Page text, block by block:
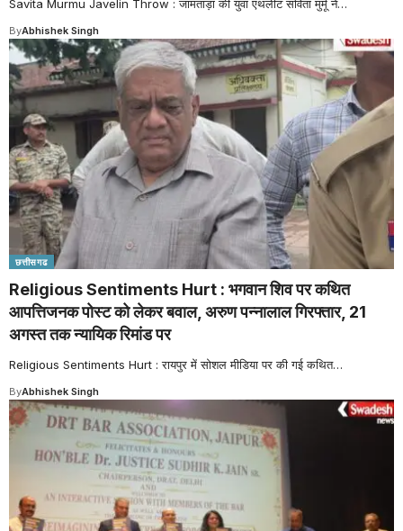
Savita Murmu Javelin Throw : जामताड़ा की युवा एथलीट सविता मुर्मू ने…
ByAbhishek Singh
छत्तीसगढ
Religious Sentiments Hurt : भगवान शिव पर कथित
आपत्तिजनक पोस्ट को लेकर बवाल, अरुण पन्नालाल गिरफ्तार, 21
अगस्त तक न्यायिक रिमांड पर
Religious Sentiments Hurt : रायपुर में सोशल मीडिया पर की गई कथित…
ByAbhishek Singh